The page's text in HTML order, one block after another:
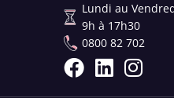
Lundi au
9h à 17h30
0800 82 702
  